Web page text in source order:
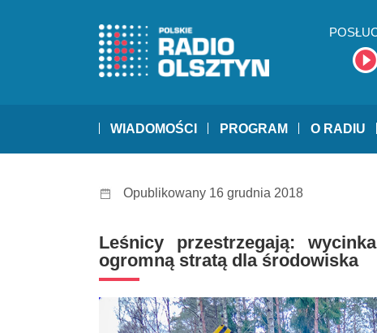
WIADOMOŚCI PROGRAM O RADIU
Opublikowany 16 grudnia 2018
Leśnicy przestrzegają:
ogromną stratą dla środowiska